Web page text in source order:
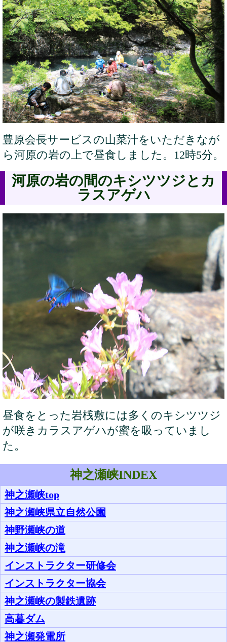
豊原会長サービスの山菜汁をいただきなが
ら河原の岩の上で昼食しました。12時5分。
河原の岩の間のキシツツジとカ
ラスアゲハ
昼食をとった岩桟敷には多くのキシツツジ
が咲きカラスアゲハが蜜を吸っていまし
た。
神之瀬峡INDEX
神之瀬峡top
神之瀬峡県立自然公園
神野瀬峡の道
神之瀬峡の滝
インストラクター研修会
インストラクター協会
神之瀬峡の製鉄遺跡
高暮ダム
神之瀬発電所